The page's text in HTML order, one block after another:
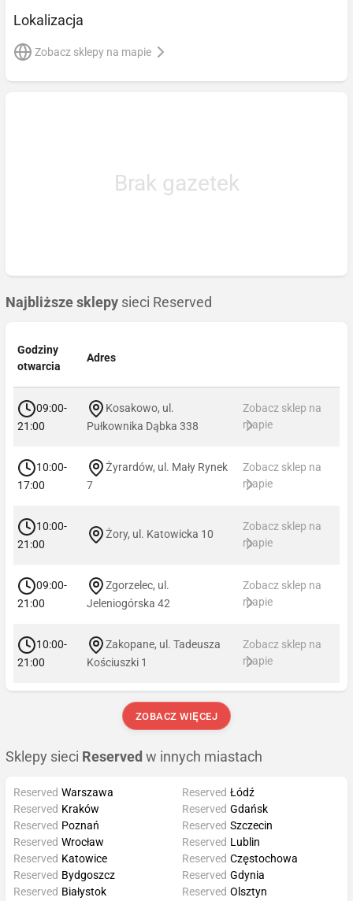
Lokalizacja
Zobacz sklepy na mapie
Brak gazetek
Najbliższe sklepy sieci Reserved
Godziny
otwarcia
Adres
09:00-
21:00
Kosakowo, ul.
Pułkownika Dąbka 338
Zobacz sklep na
mapie
10:00-
17:00
Żyrardów, ul. Mały Rynek
7
Zobacz sklep na
mapie
10:00-
21:00
Żory, ul. Katowicka 10
Zobacz sklep na
mapie
09:00-
21:00
Zgorzelec, ul.
Jeleniogórska 42
Zobacz sklep na
mapie
10:00-
21:00
Zakopane, ul. Tadeusza
Kościuszki 1
Zobacz sklep na
mapie
ZOBACZ WIĘCEJ
Sklepy sieci Reserved w innych miastach
Reserved Warszawa
Reserved Kraków
Reserved Poznań
Reserved Wrocław
Reserved Łódź
Reserved Gdańsk
Reserved Szczecin
Reserved Lublin
Reserved Katowice
Reserved Bydgoszcz
Reserved Białystok
Reserved Częstochowa
Reserved Gdynia
Reserved Olsztyn